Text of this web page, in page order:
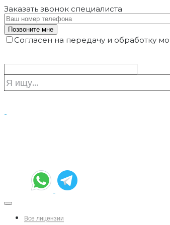
Заказать звонок специалиста
Согласен на передачу и обработку
Все лицензии